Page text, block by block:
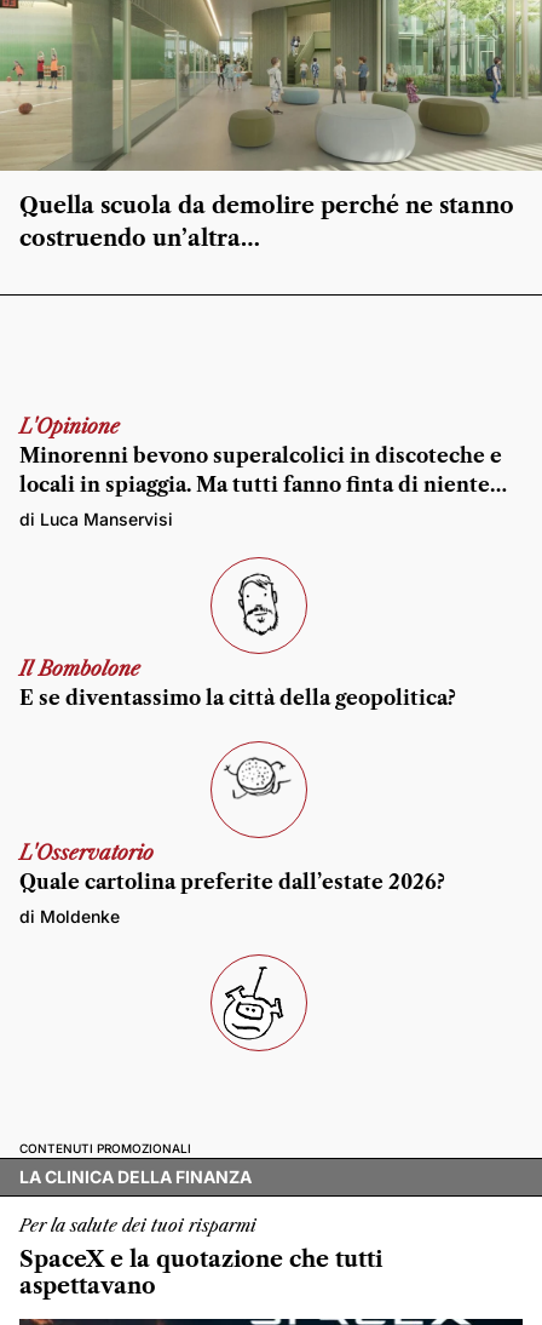
Quella scuola da demolire perché ne stanno
costruendo un’altra…
L'Opinione
Minorenni bevono superalcolici in discoteche e
locali in spiaggia. Ma tutti fanno finta di niente…
di Luca Manservisi
Il Bombolone
E se diventassimo la città della geopolitica?
L'Osservatorio
Quale cartolina preferite dall’estate 2026?
di Moldenke
CONTENUTI PROMOZIONALI
LA CLINICA DELLA FINANZA
Per la salute dei tuoi risparmi
SpaceX e la quotazione che tutti
aspettavano